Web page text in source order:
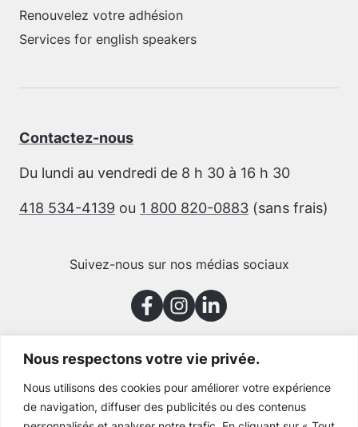
Nous respectons votre vie privée.
Nous utilisons des cookies pour améliorer votre expérience
de navigation, diffuser des publicités ou des contenus
Renouvelez votre adhésion
Services for english speakers
Contactez-nous
Du lundi au vendredi de 8 h 30 à 16 h 30
418 534-4139 ou 1 800 820-0883 (sans frais)
Suivez-nous sur nos médias sociaux
Merci à nos partenaires